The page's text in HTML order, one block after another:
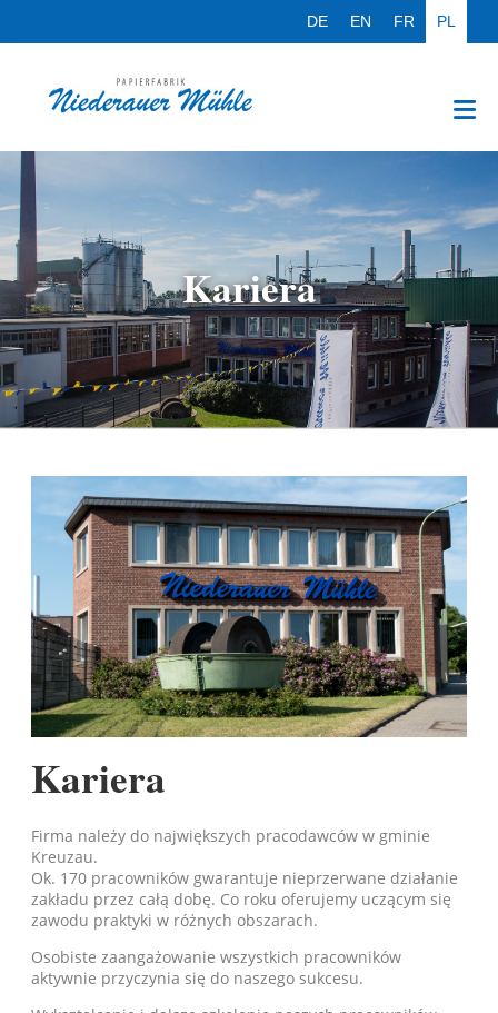
DE EN FR PL
Kariera
Kariera
Firma należy do największych pracodawców w gminie
Kreuzau.
Ok. 170 pracowników gwarantuje nieprzerwane działanie
zakładu przez całą dobę. Co roku oferujemy uczącym się
zawodu praktyki w różnych obszarach.
Osobiste zaangażowanie wszystkich pracowników
aktywnie przyczynia się do naszego sukcesu.